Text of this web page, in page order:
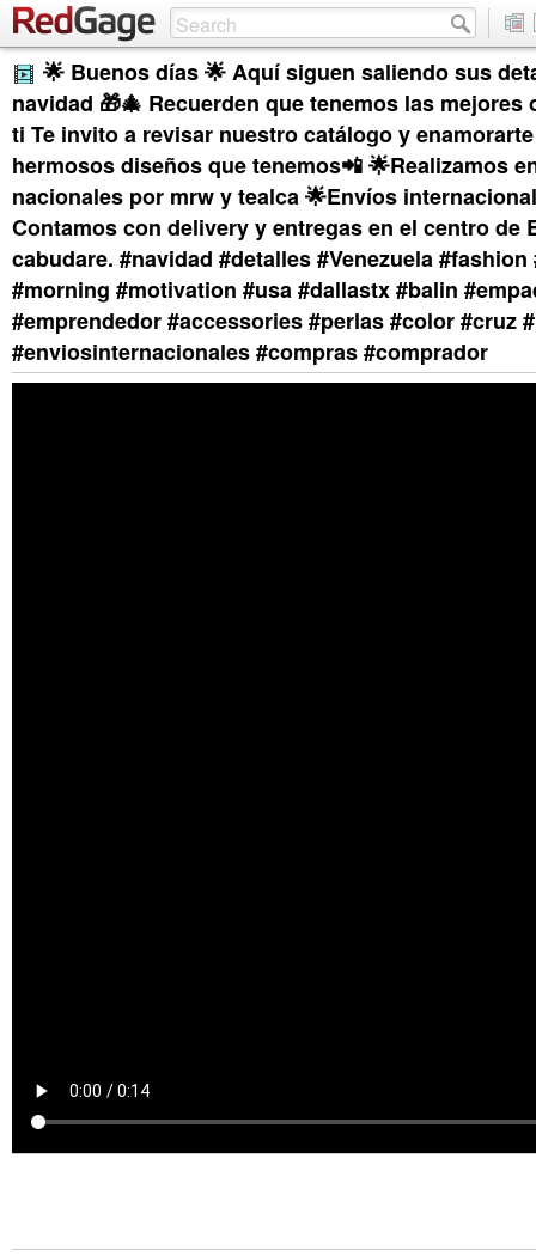
🌟 Buenos días 🌟 Aquí siguen saliendo sus
navidad 🎁🎄 Recuerden que tenemos las mejores
ti Te invito a revisar nuestro catálogo y
hermosos diseños que tenemos📲 🌟Realizamos
nacionales por mrw y tealca 🌟Envíos
Contamos con delivery y entregas en el centro de
cabudare. #navidad #detalles #Venezuela
#morning #motivation #usa #dallastx #balin
#emprendedor #accessories #perlas #color #cruz
#enviosinternacionales #compras #comprador